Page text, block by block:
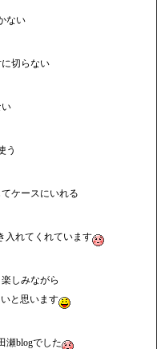
ない
に切らない
い
う
ケースにいれる
入れてくれています
しみながら
と思います
瀬blogでした